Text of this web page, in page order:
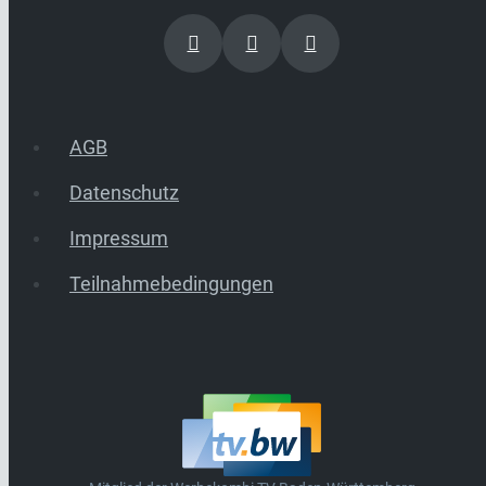
AGB
Datenschutz
Impressum
Teilnahmebedingungen